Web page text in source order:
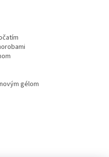
gélom